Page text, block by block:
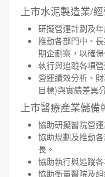
上市水泥製造業/
研擬營運計劃及
推動各部門中、
期企劃案，以確
執行與追蹤各項
營運績效分析、
目標)與實績差異
上市醫療產業儲
協助研擬醫院營
協助規劃及推動
長。
協助執行與追蹤
協助衡量醫院及